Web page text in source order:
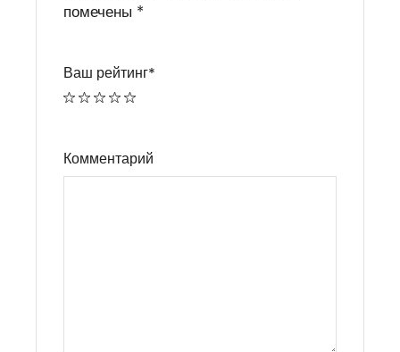
помечены *
Ваш рейтинг*
Комментарий